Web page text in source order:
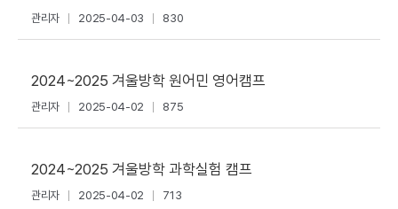
관리자 2025-04-03 830
2024~2025 겨울방학 원어민 영어캠프
관리자 2025-04-02 875
2024~2025 겨울방학 과학실험 캠프
관리자 2025-04-02 713